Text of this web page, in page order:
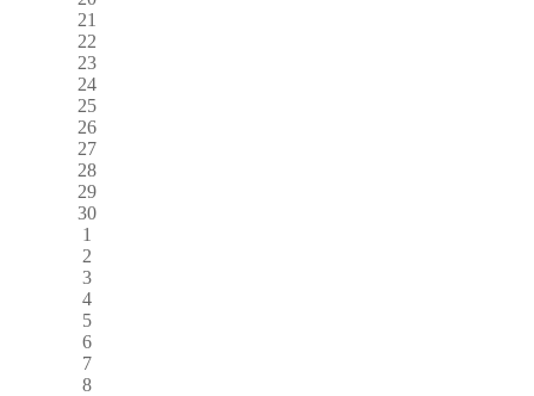
21
22
23
24
25
26
27
28
29
30
1
2
3
4
5
6
7
8